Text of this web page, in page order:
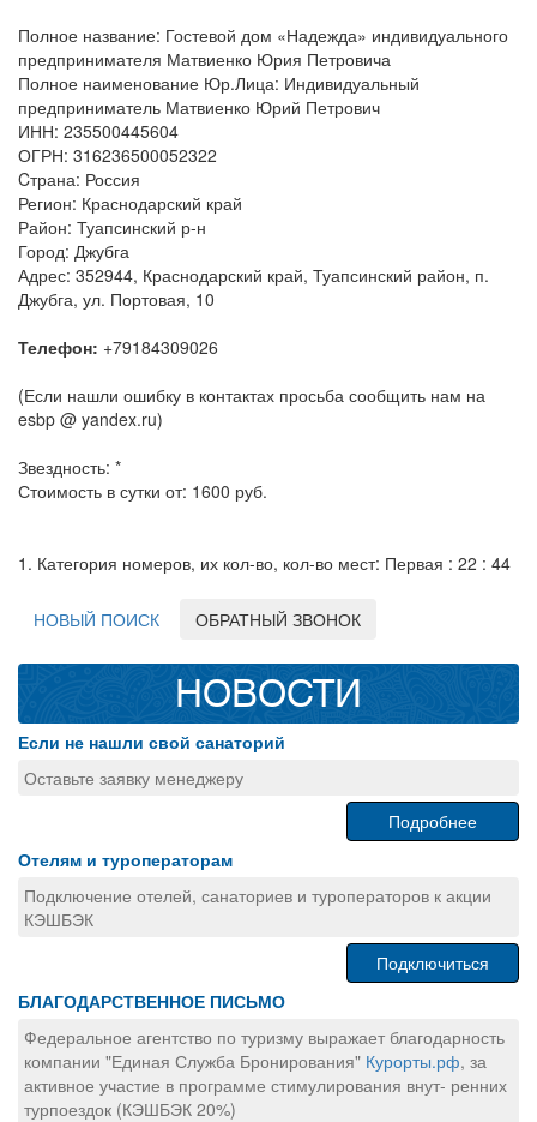
Полное название: Гостевой дом «Надежда» индивидуального
предпринимателя Матвиенко Юрия Петровича
Полное наименование Юр.Лица: Индивидуальный
предприниматель Матвиенко Юрий Петрович
ИНН: 235500445604
ОГРН: 316236500052322
Cтрана: Россия
Регион: Краснодарский край
Район: Туапсинский р-н
Город: Джубга
Адрес: 352944, Краснодарский край, Туапсинский район, п.
Джубга, ул. Портовая, 10
Телефон: +79184309026
(Если нашли ошибку в контактах просьба сообщить нам на
esbp @ yandex.ru)
Звездность: *
Стоимость в сутки от: 1600 руб.
1. Категория номеров, их кол-во, кол-во мест: Первая : 22 : 44
НОВЫЙ ПОИСК ОБРАТНЫЙ ЗВОНОК
НОВОСТИ
Если не нашли свой санаторий
Оставьте заявку менеджеру
Подробнее
Отелям и туроператорам
Подключение отелей, санаториев и туроператоров к акции
КЭШБЭК
Подключиться
БЛАГОДАРСТВЕННОЕ ПИСЬМО
Федеральное агентство по туризму выражает благодарность
компании "Единая Служба Бронирования" Курорты.рф, за
активное участие в программе стимулирования внут- ренних
турпоездок (КЭШБЭК 20%)